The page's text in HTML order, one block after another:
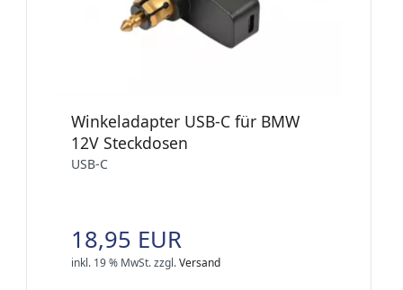
Winkeladapter USB-C für BMW
12V Steckdosen
USB-C
18,95 EUR
inkl. 19 % MwSt.zzgl.Versand